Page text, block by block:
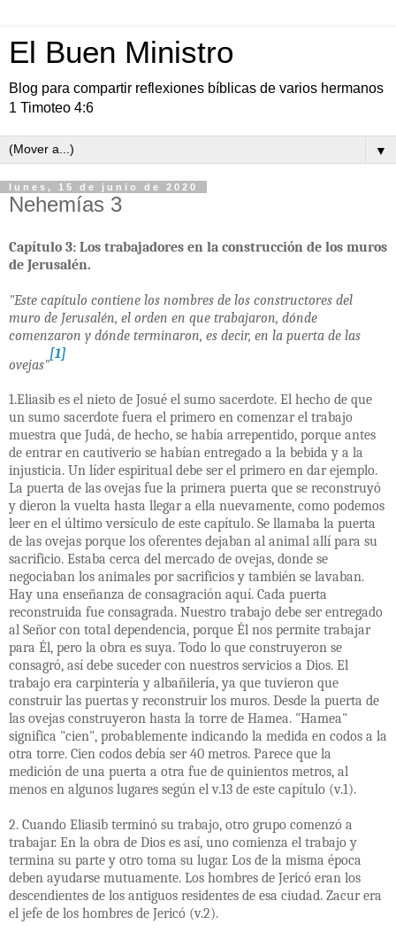
El Buen Ministro
Blog para compartir reflexiones bíblicas de varios hermanos
1 Timoteo 4:6
▼
lunes, 15 de junio de 2020
Nehemías 3
Capítulo 3: Los trabajadores en la construcción de los muros
de Jerusalén.
"Este capítulo contiene los nombres de los constructores del
muro de Jerusalén, el orden en que trabajaron, dónde
comenzaron y dónde terminaron, es decir, en la puerta de las
ovejas"
[1]
1.Eliasib es el nieto de Josué el sumo sacerdote. El hecho de que
un sumo sacerdote fuera el primero en comenzar el trabajo
muestra que Judá, de hecho, se había arrepentido, porque antes
de entrar en cautiverio se habían entregado a la bebida y a la
injusticia. Un líder espiritual debe ser el primero en dar ejemplo.
La puerta de las ovejas fue la primera puerta que se reconstruyó
y dieron la vuelta hasta llegar a ella nuevamente, como podemos
leer en el último versículo de este capítulo. Se llamaba la puerta
de las ovejas porque los oferentes dejaban al animal allí para su
sacrificio. Estaba cerca del mercado de ovejas, donde se
negociaban los animales por sacrificios y también se lavaban.
Hay una enseñanza de consagración aquí. Cada puerta
reconstruida fue consagrada. Nuestro trabajo debe ser entregado
al Señor con total dependencia, porque Él nos permite trabajar
para Él, pero la obra es suya. Todo lo que construyeron se
consagró, así debe suceder con nuestros servicios a Dios. El
trabajo era carpintería y albañilería, ya que tuvieron que
construir las puertas y reconstruir los muros. Desde la puerta de
las ovejas construyeron hasta la torre de Hamea. "Hamea"
significa "cien", probablemente indicando la medida en codos a la
otra torre. Cien codos debía ser 40 metros. Parece que la
medición de una puerta a otra fue de quinientos metros, al
menos en algunos lugares según el v.13 de este capítulo (v.1).
2. Cuando Eliasib terminó su trabajo, otro grupo comenzó a
trabajar. En la obra de Dios es así, uno comienza el trabajo y
termina su parte y otro toma su lugar. Los de la misma época
deben ayudarse mutuamente. Los hombres de Jericó eran los
descendientes de los antiguos residentes de esa ciudad. Zacur era
el jefe de los hombres de Jericó (v.2).